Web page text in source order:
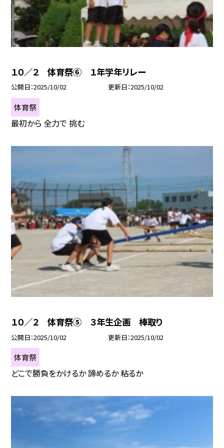
１０／２ 体育祭⑥ １年学年リレー
公開日 2025/10/02 更新日 2025/10/02
体育祭
最初から 全力で 挑む
１０／２ 体育祭⑤ ３年生企画 棒取り
公開日 2025/10/02 更新日 2025/10/02
体育祭
どこで勝負をかけるか 諦めるか 粘るか